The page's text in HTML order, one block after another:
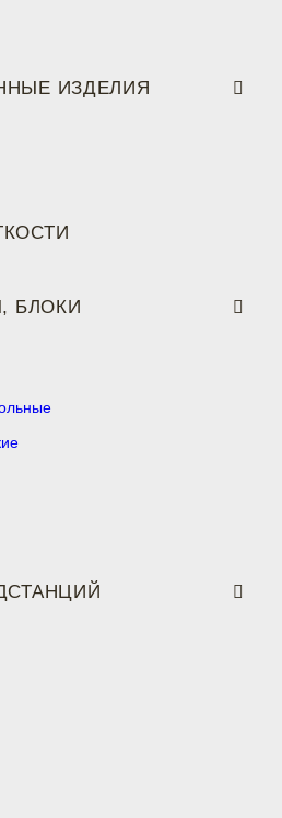
ИЗДЕЛИЯ
БЛОКИ